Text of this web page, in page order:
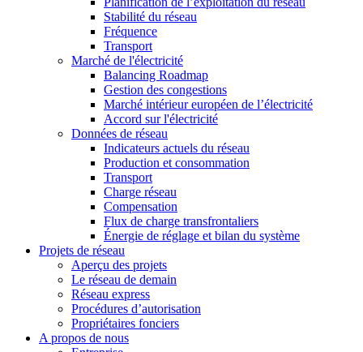
Stabilité du réseau
Fréquence
Transport
Marché de l'électricité
Balancing Roadmap
Gestion des congestions
Marché intérieur européen de l’électricité
Accord sur l'électricité
Données de réseau
Indicateurs actuels du réseau
Production et consommation
Transport
Charge réseau
Compensation
Flux de charge transfrontaliers
Énergie de réglage et bilan du système
Projets de réseau
Aperçu des projets
Le réseau de demain
Réseau express
Procédures d’autorisation
Propriétaires fonciers
A propos de nous